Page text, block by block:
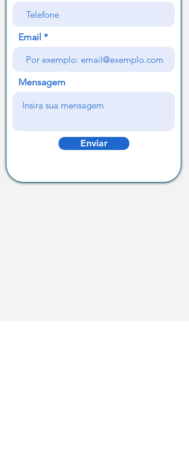
Email
Mensagem
Enviar